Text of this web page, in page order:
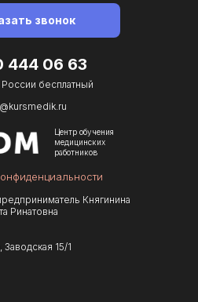
444 06 63
бесплатный
Центр обучения
медицинских
работников
Княгинина
Ринатовна
Заводская 15/1
звонок